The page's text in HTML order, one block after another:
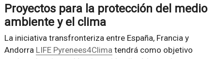
Proyectos para la protección del medio
ambiente y el clima
La iniciativa transfronteriza entre España, Francia y
Andorra LIFE Pyrenees4Climatendrá como objetivo